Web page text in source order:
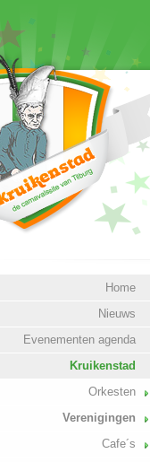
Home
Nieuws
Evenementen agenda
Kruikenstad
Orkesten
Verenigingen
Cafe´s